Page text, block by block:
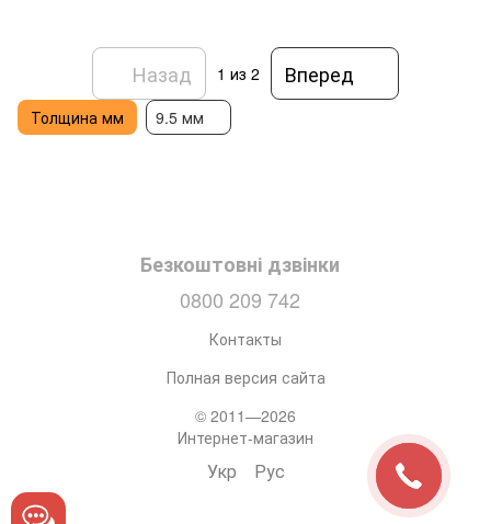
Назад 1 из 2 Вперед
Толщина мм 9.5 мм
Безкоштовні дзвінки
0800 209 742
Контакты
Полная версия сайта
© 2011—2026
Интернет-магазин
Укр Рус